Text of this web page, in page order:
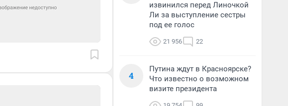
извинился перед Линочкой
Ли за выступление сестры
под ее голос
21 956 22
4
Путина ждут в Красноярске?
Что известно о возможном
визите президента